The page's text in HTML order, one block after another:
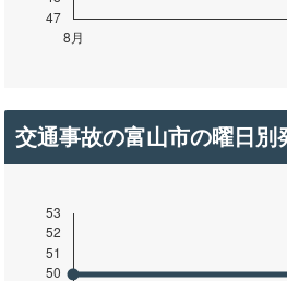
交通事故の富山市の曜日別